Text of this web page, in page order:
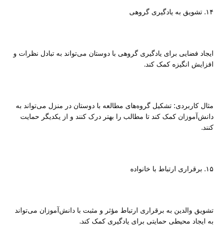
۱۴. تشویق به یادگیری گروهی
ایجاد فضایی برای یادگیری گروهی با دوستان می‌تواند به تبادل نظرات و
افزایش انگیزه کمک کند.
مثال کاربردی: تشکیل گروه‌های مطالعه با دوستان در منزل می‌تواند به
دانش‌آموزان کمک کند تا مطالب را بهتر درک کنند و از یکدیگر حمایت
کنند.
۱۵. برقراری ارتباط با خانواده
تشویق والدین به برقراری ارتباط مؤثر و مثبت با دانش‌آموزان می‌تواند
به ایجاد محیطی حمایتی برای یادگیری کمک کند.